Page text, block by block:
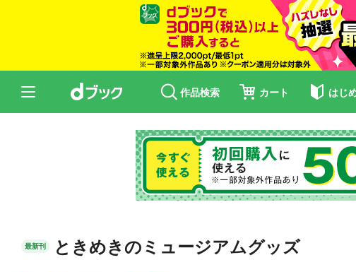
作品検索 カート はじ
最新刊 ときめきのミュージアムグッズ